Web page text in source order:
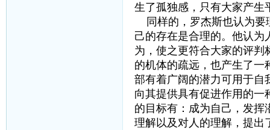
生了孤独感，只有大家产生
同样的，罗杰斯也认为要
己的存在是合理的。他认为
为，使之更符合大家的评判
的机体的疏远，也产生了一
部有着广阔的潜力可用于自
向其提供具有促进作用的一
的目标有：成为自己，发挥
理解以及对人的理解，提